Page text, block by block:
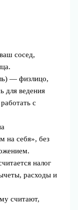
сосед,
— физлицо,
для ведения
с
на себя», без
налог
расходы и
считают,